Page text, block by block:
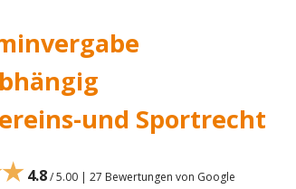
und Sportrecht
4.8/ 5.00 | 27 Bewertungen von Google